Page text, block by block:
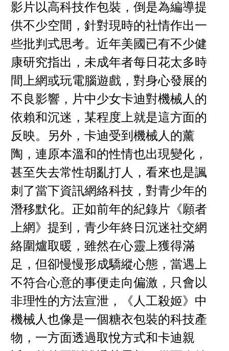
影片以高科技作包裝，倒是為編導提
供不少空間，針對現時的社情作出一
些批判式思考。近年美國已有不少健
康研究指出，未成年者每日花太多時
間上網或玩電腦遊戲，對身心發展的
不良影響，片中少女卡迪對機械人的
依賴和沉迷，某程度上就是這方面的
反映。另外，卡迪受到機械人的薰
陶，連原本溫和的性情也出現變化，
甚至失去常性胡亂打人，看來也是諷
刺了當下資訊網絡科技，對青少年的
潛移默化。正如前年的紀錄片《願者
上網》提到，青少年終日沉迷社交網
絡圍爐取暖，雖然在心靈上獲得滿
足，但卻慢慢形成驕縱心態，當遇上
不符合心意的事便走向偏激，只會以
非理性的方法宣泄，《人工殺姬》中
機械人也像是一個糖衣包裝的科技產
物，一方面透過取悅方式和卡迪親